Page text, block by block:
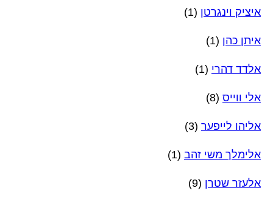
איציק וינגרטן (1)
איתן כהן (1)
אלדד דהרי (1)
אלי ווייס (8)
אליהו לייפער (3)
אלימלך משי זהב (1)
אלעזר שטרן (9)